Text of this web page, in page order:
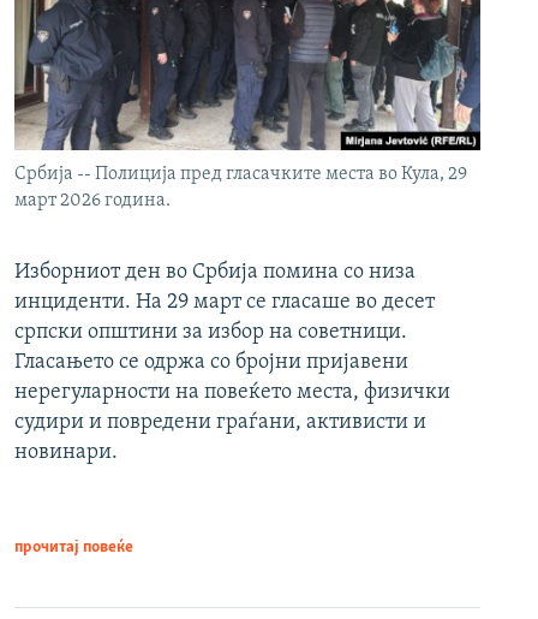
Србија -- Полиција пред гласачките места во Кула, 29
март 2026 година.
Изборниот ден во Србија помина со низа
инциденти. На 29 март се гласаше во десет
српски општини за избор на советници.
Гласањето се одржа со бројни пријавени
нерегуларности на повеќето места, физички
судири и повредени граѓани, активисти и
новинари.
прочитај повеќе